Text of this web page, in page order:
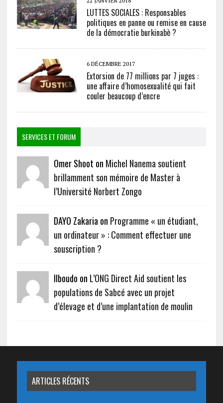
LUTTES SOCIALES : Responsables
politiques en panne ou remise en cause
de la démocratie burkinabè ?
6 DÉCEMBRE 2017
Extorsion de 77 millions par 7 juges :
une affaire d’homosexualité qui fait
couler beaucoup d’encre
SERVICES ET FORUM
Omer Shoot on Michel Nanema soutient
brillamment son mémoire de Master à
l’Université Norbert Zongo
DAYO Zakaria on Programme « un étudiant,
un ordinateur » : Comment effectuer une
souscription ?
Ilboudo on L’ONG Direct Aid soutient les
populations de Sabcé avec un projet
d’élevage et d’une implantation de moulin
ARTICLES RÉCENTS